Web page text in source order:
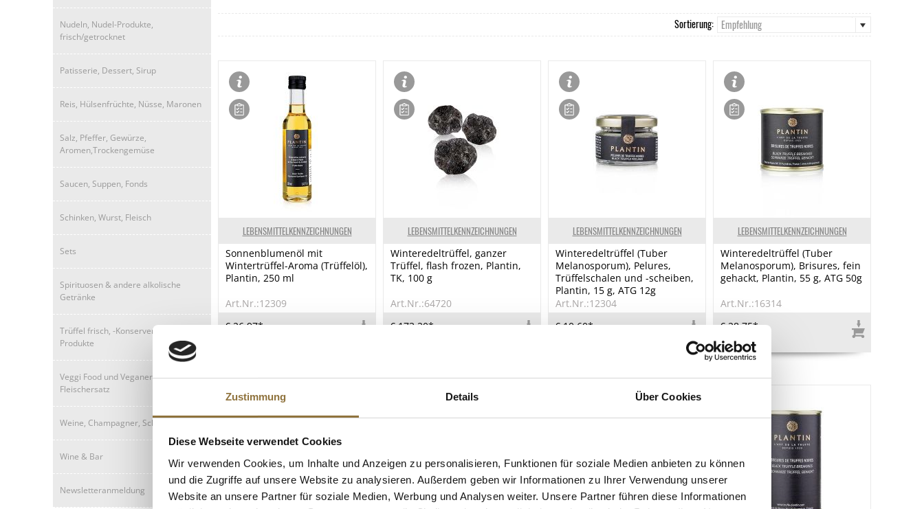
Zustimmung Details Über Cookies
Diese Webseite verwendet Cookies
Wir verwenden Cookies, um Inhalte und Anzeigen zu personalisieren, Funktionen für soziale Medien anbieten zu können
und die Zugriffe auf unsere Website zu analysieren. Außerdem geben wir Informationen zu Ihrer Verwendung unserer
Website an unsere Partner für soziale Medien, Werbung und Analysen weiter. Unsere Partner führen diese Informationen
Nudeln, Nudel-Produkte,
frisch/getrocknet
Patisserie, Dessert, Sirup
Reis, Hülsenfrüchte, Nüsse, Maronen
Salz, Pfeffer, Gewürze,
Aromen,Trockengemüse
Saucen, Suppen, Fonds
Schinken, Wurst, Fleisch
Sets
Spirituosen & andere alkolische
Getränke
Trüffel frisch, -Konserven, -Öle, -
Produkte
Veggi Food und Veganer
Fleischersatz
Weine, Champagner, Schaumweine
Wine & Bar
Newsletteranmeldung
Sortierung: Empfehlung
LEBENSMITTELKENNZEICHNUNGEN
Sonnenblumenöl mit
Wintertrüffel-Aroma (Trüffelöl),
Plantin, 250 ml
Art.Nr.:12309
€ 26,97*
LEBENSMITTELKENNZEICHNUNGEN
Winteredeltrüffel, ganzer
Trüffel, flash frozen, Plantin,
TK, 100 g
Art.Nr.:64720
€ 173,20*
LEBENSMITTELKENNZEICHNUNGEN
Winteredeltrüffel (Tuber
Melanosporum), Pelures,
Trüffelschalen und -scheiben,
Plantin, 15 g, ATG 12g
Art.Nr.:12304
€ 10,60*
LEBENSMITTELKENNZEICHNUNGEN
Winteredeltrüffel (Tuber
Melanosporum), Brisures, fein
gehackt, Plantin, 55 g, ATG 50g
Art.Nr.:16314
€ 28,75*
€ 575,00*